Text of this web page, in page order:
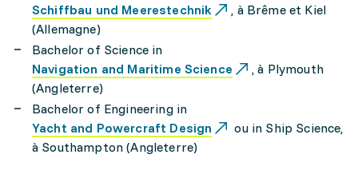
Schiffbau und Meerestechnik
, à Brême et Kiel
(Allemagne)
Bachelor of Science in
Navigation and Maritime Science
, à Plymouth
(Angleterre)
Bachelor of Engineering in
Yacht and Powercraft Design
ou in Ship Science,
à Southampton (Angleterre)